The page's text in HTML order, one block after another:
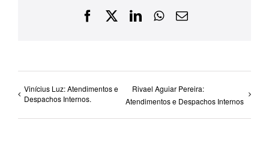
Facebook
X LinkedInWhatsApp
E-
Vinícius Luz: Atendimentos e
Despachos Internos.
Rivael Aguiar Pereira:
Atendimentos e Despachos Internos